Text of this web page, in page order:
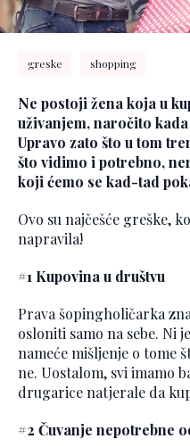
greske shopping
Ne postoji žena koja u
uživanjem, naročito
Upravo zato što u tom
što vidimo i potrebno,
koji ćemo se kad-tad
Ovo su najčešće greške,
napravila!
#1 Kupovina u društvu
Prava šopingholičarka
osloniti samo na sebe. Ni
nameće mišljenje o tome
ne. Uostalom, svi imamo
drugarice natjerale da
#2 Čuvanje nepotrebne